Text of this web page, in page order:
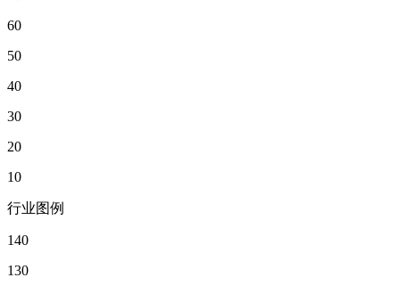
60
50
40
30
20
10
行业图例
140
130